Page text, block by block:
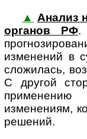
▲ Анализ
органов РФ.
изменений в
сложилась,
С другой
применению
изменениям,
решений.